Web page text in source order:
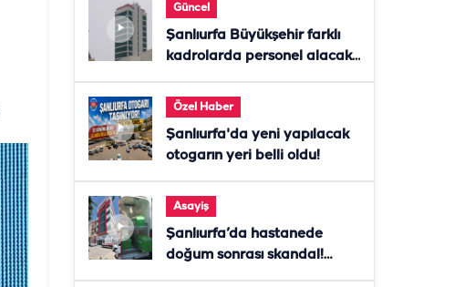
Güncel
Şanlıurfa Büyükşehir farklı
kadrolarda personel alacak!
Özel Haber
Şanlıurfa'da yeni yapılacak
otogarın yeri belli oldu!
Asayiş
Şanlıurfa’da hastanede
doğum sonrası skandal!